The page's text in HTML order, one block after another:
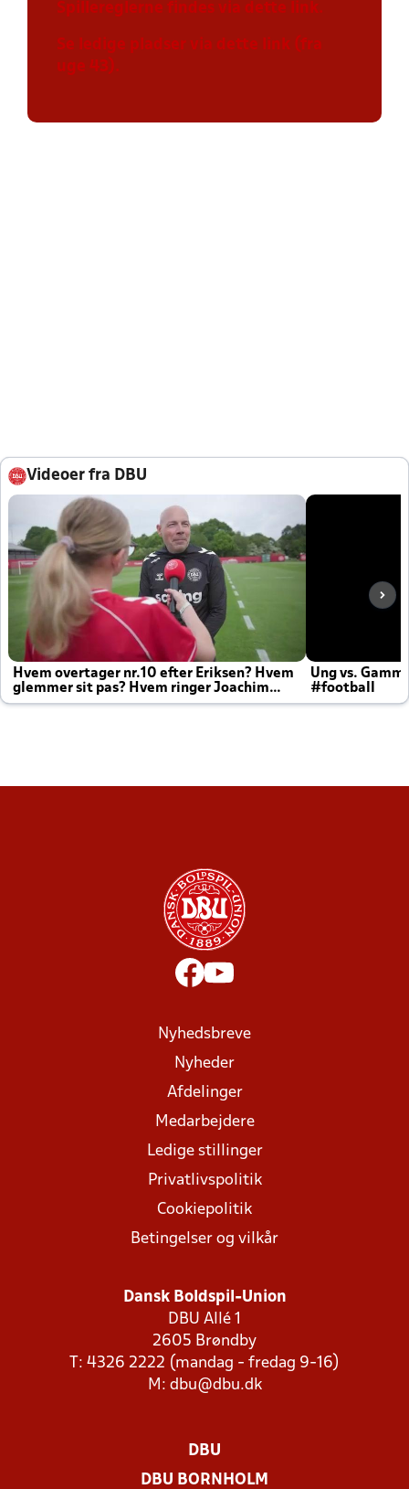
Spillereglerne findes via dette link.
Se ledige pladser via dette link (fra
uge 43).
Videoer fra DBU
Hvem overtager nr.10 efter Eriksen? Hvem
glemmer sit pas? Hvem ringer Joachim
altid til efter kampe?
Ung vs.
#football
Nyhedsbreve
Nyheder
Afdelinger
Medarbejdere
Ledige stillinger
Privatlivspolitik
Cookiepolitik
Betingelser og vilkår
Dansk Boldspil-Union
DBU Allé 1
2605 Brøndby
T: 4326 2222 (mandag - fredag 9-16)
M: dbu@dbu.dk
DBU
DBU BORNHOLM